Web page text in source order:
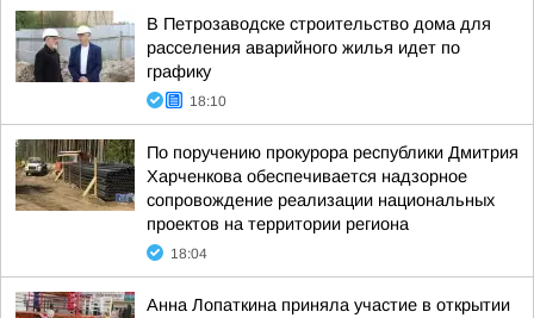
В Петрозаводске строительство дома для
расселения аварийного жилья идет по
графику
18:10
По поручению прокурора республики Дмитрия
Харченкова обеспечивается надзорное
сопровождение реализации национальных
проектов на территории региона
18:04
Анна Лопаткина приняла участие в открытии